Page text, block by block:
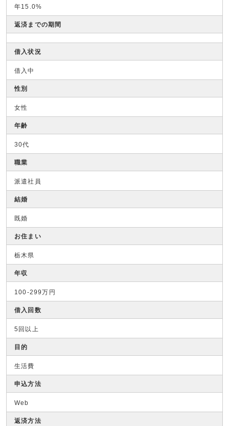
年15.0%
返済までの期間
借入状況
借入中
性別
女性
年齢
30代
職業
派遣社員
結婚
既婚
お住まい
栃木県
年収
100-299万円
借入回数
5回以上
目的
生活費
申込方法
Web
返済方法